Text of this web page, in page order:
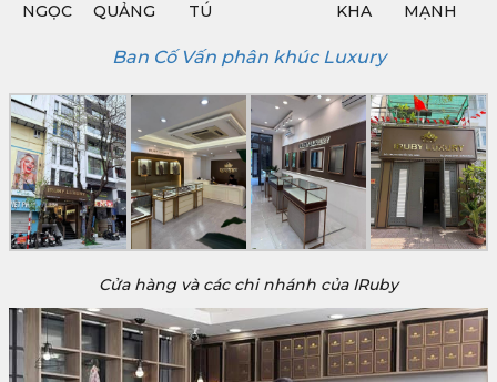
NGỌC QUẢNG TÚ KHA MẠNH
Ban Cố Vấn phân khúc Luxury
Cửa hàng và các chi nhánh của IRuby